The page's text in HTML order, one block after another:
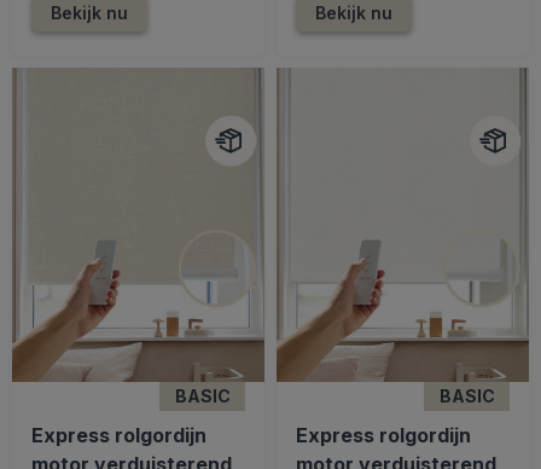
Bekijk nu Bekijk nu
BASIC
Express rolgordijn
motor verduisterend
BASIC
Express rolgordijn
motor verduisterend